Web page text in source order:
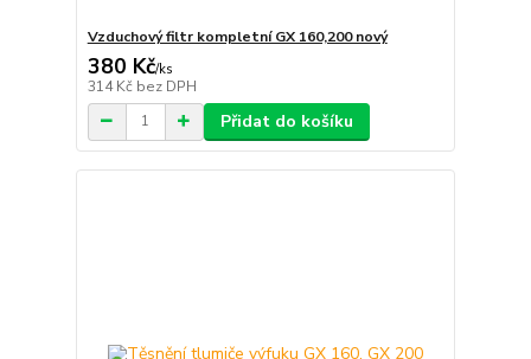
Vzduchový filtr kompletní GX 160,200 nový
380 Kč/ks
314 Kč bez DPH
Přidat do košíku